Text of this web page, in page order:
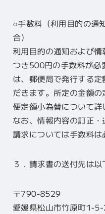
○手数料（利用目的の通
合）
利用目的の通知および
つき500円の手数料が必
は、郵便局で発行する
だきます。所定の金額
便定額小為替について
なお、情報内容の訂正
請求については手数料は
３．請求書の送付先は以
〒790-8529
愛媛県松山市竹原町1-